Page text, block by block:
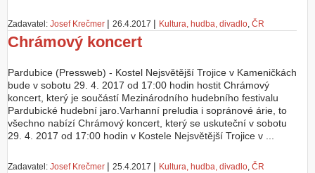
Zadavatel: Josef Krečmer | 26.4.2017 | Kultura, hudba, divadlo, ČR
Chrámový koncert
Pardubice (Pressweb) - Kostel Nejsvětější Trojice v Kameničkách
bude v sobotu 29. 4. 2017 od 17:00 hodin hostit Chrámový
koncert, který je součástí Mezinárodního hudebního festivalu
Pardubické hudební jaro.Varhanní preludia i sopránové árie, to
všechno nabízí Chrámový koncert, který se uskuteční v sobotu
29. 4. 2017 od 17:00 hodin v Kostele Nejsvětější Trojice v ...
Zadavatel: Josef Krečmer | 25.4.2017 | Kultura, hudba, divadlo, ČR